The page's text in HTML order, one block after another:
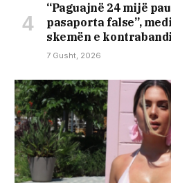
“Paguajnë 24 mijë
pasaporta false”,
skemën e
7 Gusht, 2026